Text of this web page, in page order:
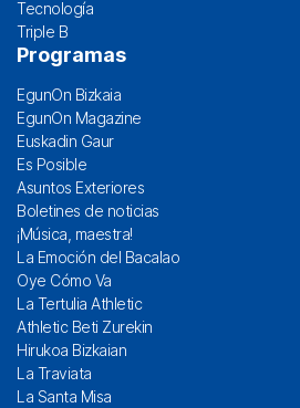
Tecnología
Triple B
Programas
EgunOn Bizkaia
EgunOn Magazine
Euskadin Gaur
Es Posible
Asuntos Exteriores
Boletines de noticias
¡Música, maestra!
La Emoción del Bacalao
Oye Cómo Va
La Tertulia Athletic
Athletic Beti Zurekin
Hirukoa Bizkaian
La Traviata
La Santa Misa